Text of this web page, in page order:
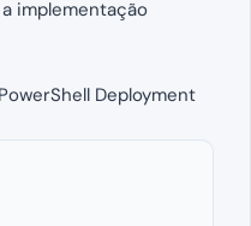
implementação
Deployment